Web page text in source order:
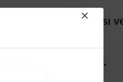
cephe kaplaması
temizlenmelidir.